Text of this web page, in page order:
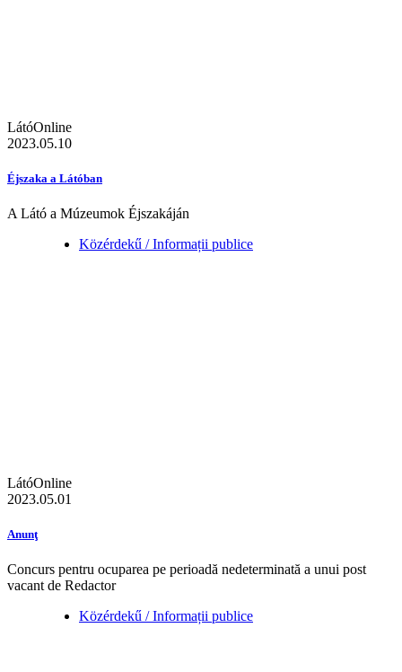
LátóOnline
2023.05.10
Éjszaka a Látóban
A Látó a Múzeumok Éjszakáján
Közérdekű / Informații publice
LátóOnline
2023.05.01
Anunţ
Concurs pentru ocuparea pe perioadă nedeterminată a unui post
vacant de Redactor
Közérdekű / Informații publice